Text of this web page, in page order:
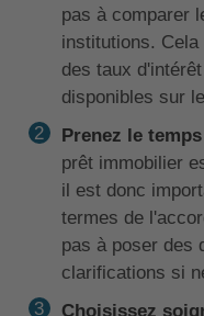
pas à comparer
institutions.
des taux
disponibles sur
Prenez le
prêt immobilier
il est donc
termes de
pas à poser des
clarifications si
Choisissez